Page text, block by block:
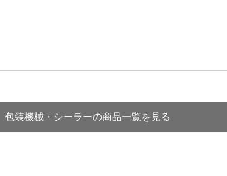
包装機械・シーラーの商品一覧を見る